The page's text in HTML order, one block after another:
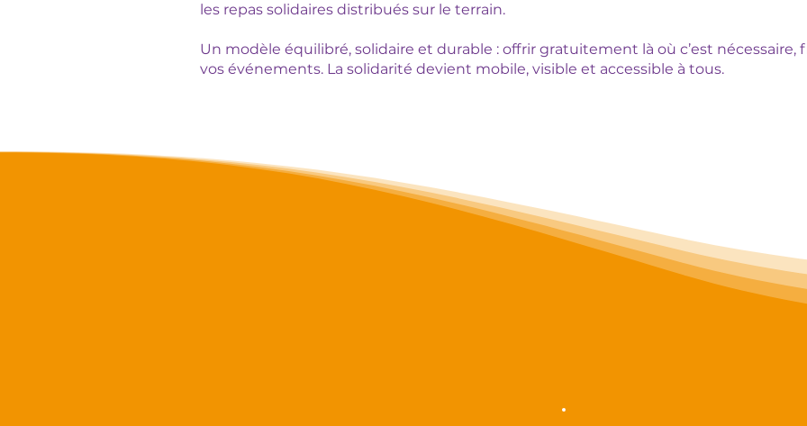
les repas solidaires distribués sur le terrain.
Un modèle équilibré, solidaire et durable : offrir gratuitement là où c’est nécessaire,
vos événements. La solidarité devient mobile, visible et accessible à tous.